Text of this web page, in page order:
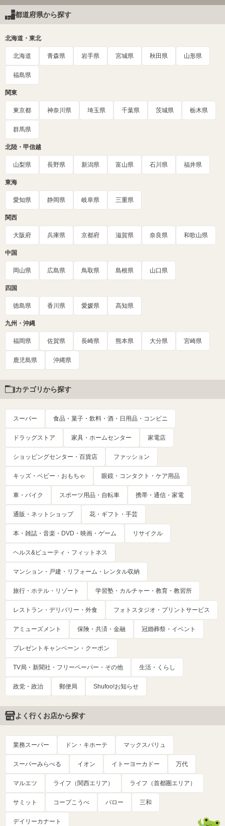
都道府県から探す
北海道・東北
北海道 青森県 岩手県 宮城県 秋田県 山形県
福島県
関東
東京都 神奈川県 埼玉県 千葉県 茨城県 栃木県
群馬県
北陸・甲信越
山梨県 長野県 新潟県 富山県 石川県 福井県
東海
愛知県 静岡県 岐阜県 三重県
関西
大阪府 兵庫県 京都府 滋賀県 奈良県 和歌山県
中国
岡山県 広島県 鳥取県 島根県 山口県
四国
徳島県 香川県 愛媛県 高知県
九州・沖縄
福岡県 佐賀県 長崎県 熊本県 大分県 宮崎県
鹿児島県 沖縄県
カテゴリから探す
スーパー 食品・菓子・飲料・酒・日用品・コンビニ
ドラッグストア 家具・ホームセンター 家電店
ショッピングセンター・百貨店 ファッション
キッズ・ベビー・おもちゃ 眼鏡・コンタクト・ケア用品
車・バイク スポーツ用品・自転車 携帯・通信・家電
通販・ネットショップ 花・ギフト・手芸
本・雑誌・音楽・DVD・映画・ゲーム リサイクル
ヘルス&ビューティ・フィットネス
マンション・戸建・リフォーム・レンタル収納
旅行・ホテル・リゾート 学習塾・カルチャー・教育・教習所
レストラン・デリバリー・外食 フォトスタジオ・プリントサービス
アミューズメント 保険・共済・金融 冠婚葬祭・イベント
プレゼントキャンペーン・クーポン
TV局・新聞社・フリーペーパー・その他 生活・くらし
政党・政治 郵便局 Shufoo!お知らせ
よく行くお店から探す
業務スーパー ドン・キホーテ マックスバリュ
スーパーみらべる イオン イトーヨーカドー 万代
マルエツ ライフ（関西エリア） ライフ（首都圏エリア）
サミット コープこうべ バロー 三和
デイリーカナート